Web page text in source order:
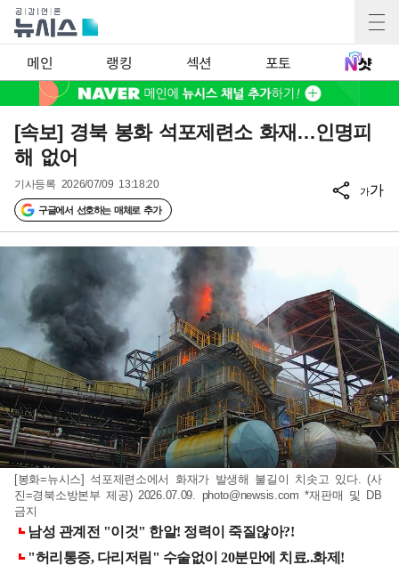
메인 랭킹 섹션 포토
[속보] 경북 봉화 석포제련소 화재…인명피
해 없어
기사등록 2026/07/09 13:18:20
구글에서 선호하는 매체로 추가
가가
[봉화=뉴시스] 석포제련소에서 화재가 발생해 불길이 치솟고 있다. (사
진=경북소방본부 제공) 2026.07.09. photo@newsis.com *재판매 및 DB
금지